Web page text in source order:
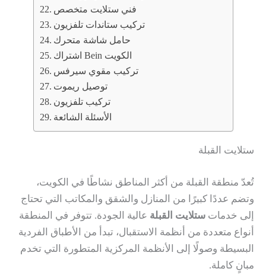
فني ستلايت متخصص
تركيب ستاندات تلفزيون
حامل شاشة متحرك
اشتراك Bein الكويت
تركيب مقوي سيرفس
توصيل ريموت
تركيب تلفزيون
الأسئلة الشائعة
ستلايت القبلة
تُعدّ منطقة القبلة من أكثر المناطق نشاطًا في الكويت،
وتضم عددًا كبيرًا من المنازل والشقق والمكاتب التي تحتاج
إلى خدمات ستلايت القبلة عالية الجودة. تتوفر في المنطقة
أنواع متعددة من أنظمة الاستقبال، تبدأ من الأطباق الفردية
البسيطة وصولًا إلى الأنظمة المركزية المتطورة التي تخدم
مبانٍ كاملة.